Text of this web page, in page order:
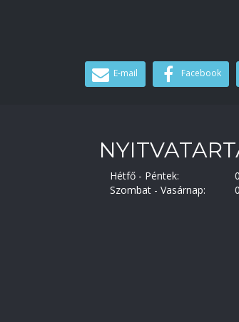
E-mail Facebook
Hétfő - Péntek:
Szombat - Vasárnap: